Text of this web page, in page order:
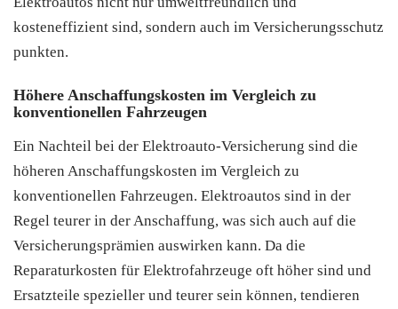
kosteneffizient sind, sondern auch im Versicherungsschutz
punkten.
Höhere Anschaffungskosten im Vergleich zu
konventionellen Fahrzeugen
Ein Nachteil bei der Elektroauto-Versicherung sind die
höheren Anschaffungskosten im Vergleich zu
konventionellen Fahrzeugen. Elektroautos sind in der
Regel teurer in der Anschaffung, was sich auch auf die
Versicherungsprämien auswirken kann. Da die
Reparaturkosten für Elektrofahrzeuge oft höher sind und
Ersatzteile spezieller und teurer sein können, tendieren